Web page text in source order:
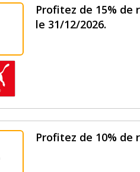
Profitez de 15% de
le 31/12/2026.
Profitez de 10% de